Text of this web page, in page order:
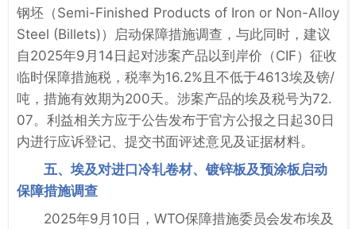
钢坯（Semi-Finished Products of Iron or Non-Alloy
Steel (Billets)）启动保障措施调查，与此同时，建议
自2025年9月14日起对涉案产品以到岸价（CIF）征收
临时保障措施税，税率为16.2%且不低于4613埃及镑/
吨，措施有效期为200天。涉案产品的埃及税号为72.
07。利益相关方应于公告发布于官方公报之日起30日
内进行应诉登记、提交书面评述意见及证据材料。
五、埃及对进口冷轧卷材、镀锌板及预涂板启动
保障措施调查
2025年9月10日，WTO保障措施委员会发布埃及